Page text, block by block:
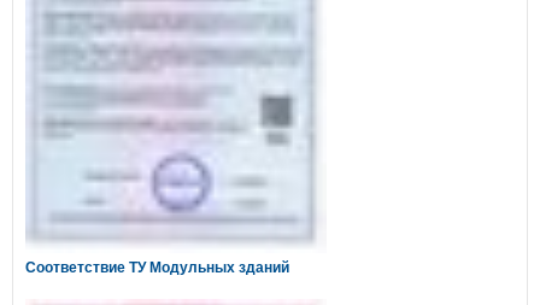
Соответствие ТУ Модульных зданий